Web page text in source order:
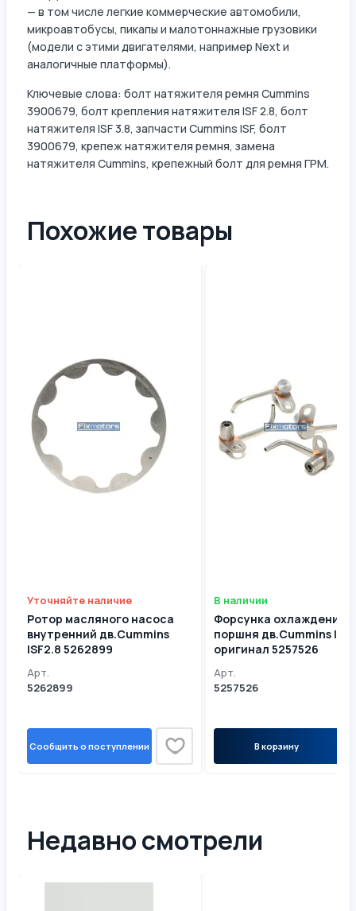
— в том числе легкие коммерческие автомобили,
микроавтобусы, пикапы и малотоннажные грузовики
(модели с этими двигателями, например Next и
аналогичные платформы).
Ключевые слова: болт натяжителя ремня Cummins
3900679, болт крепления натяжителя ISF 2.8, болт
натяжителя ISF 3.8, запчасти Cummins ISF, болт
3900679, крепеж натяжителя ремня, замена
натяжителя Cummins, крепежный болт для ремня ГРМ.
Похожие товары
Уточняйте наличие
Ротор масляного насоса
внутренний дв.Cummins
ISF2.8 5262899
Арт.
5262899
Сообщить о поступлении
В наличии
Форсунка охлаждения
поршня дв.Cummins
оригинал 5257526
Арт.
5257526
В корзину
Недавно смотрели